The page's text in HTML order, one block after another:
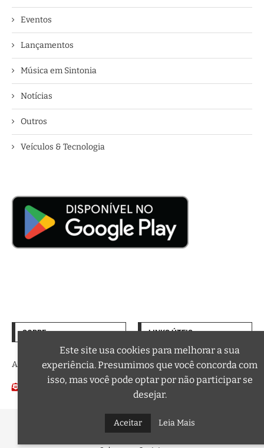
Eventos
Lançamentos
Música em Sintonia
Notícias
Outros
Veículos & Tecnologia
SOBRE
A trilha sonora da sua vida
Email:
LINKS ÚTEIS
Termos de Uso
Política de Privacidade
Podcasts
@2026 – Todos os Direitos Reservados a Curta FM
Este site usa cookies para melhorar a sua
experiência. Presumimos que você concorda com
isso, mas você pode optar por não participar se
desejar.
Aceitar Leia Mais